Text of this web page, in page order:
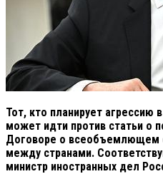
Тот, кто планирует агрессию
может идти против статьи о
Договоре о всеобъемлющем
между странами.
министр иностранных дел